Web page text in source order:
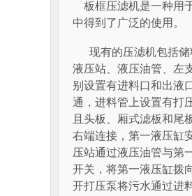
板框压滤机是一种用
中得到了广泛的使用。
现有的压滤机包括储
液压站、液压油管、左
别设置有进料口和出液
通，进料管上设置有打
且头板、厢式滤板和尾
右端连接，第一液压缸
压站通过液压油管与第
开关，将第一液压缸拨
开打压泵将污水通过进